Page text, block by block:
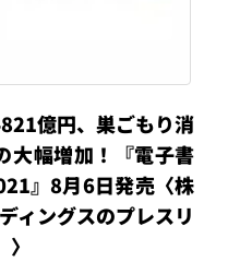
億円、巣ごもり消
大幅増加！『電子書
』8月6日発売〈株
ィングスのプレスリ